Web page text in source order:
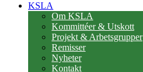
KSLA
Om KSLA
Kommittéer & Utskott
Projekt & Arbetsgrupper
Remisser
Nyheter
Kontakt